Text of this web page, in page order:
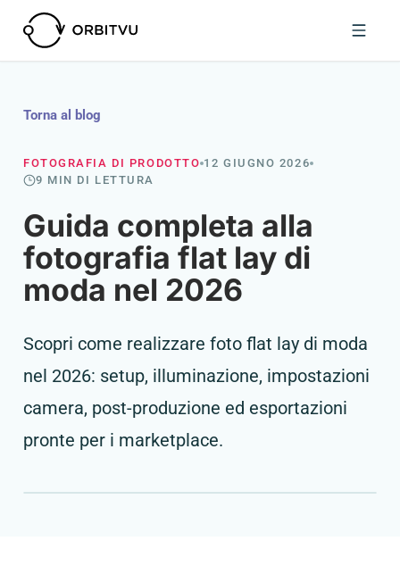
Torna al blog
FOTOGRAFIA DI PRODOTTO 12 GIUGNO 2026
9 MIN DI LETTURA
Guida completa alla
fotografia flat lay di
moda nel 2026
Scopri come realizzare foto flat lay di moda
nel 2026: setup, illuminazione, impostazioni
camera, post-produzione ed esportazioni
pronte per i marketplace.